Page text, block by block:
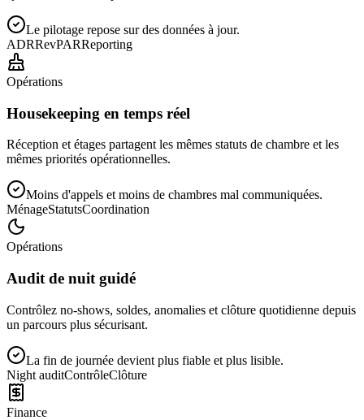
Le pilotage repose sur des données à jour.
ADRRevPARReporting
Opérations
Housekeeping en temps réel
Réception et étages partagent les mêmes statuts de chambre et les
mêmes priorités opérationnelles.
Moins d'appels et moins de chambres mal communiquées.
MénageStatutsCoordination
Opérations
Audit de nuit guidé
Contrôlez no-shows, soldes, anomalies et clôture quotidienne depuis
un parcours plus sécurisant.
La fin de journée devient plus fiable et plus lisible.
Night auditContrôleClôture
Finance